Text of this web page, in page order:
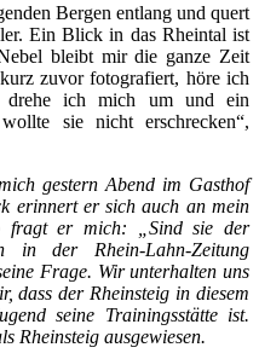
Bergen entlang und quert
Ein Blick in das Rheintal ist
bleibt mir die ganze Zeit
zuvor fotografiert, höre ich
drehe ich mich um und ein
sie nicht erschrecken“,
gestern Abend im Gasthof
erinnert er sich auch an mein
er mich: „Sind sie der
in der Rhein-Lahn-Zeitung
Frage. Wir unterhalten uns
dass der Rheinsteig in diesem
seine Trainingsstätte ist.
Rheinsteig ausgewiesen.